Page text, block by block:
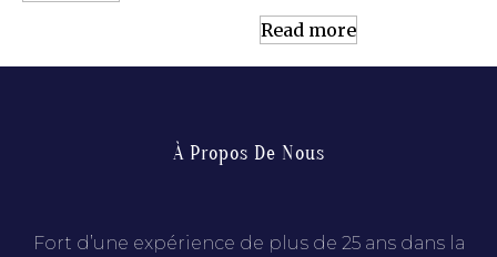
Read more
À Propos De Nous
Fort d’une expérience de plus de 25 ans dans la